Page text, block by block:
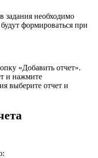
задания необходимо
формироваться при
«Добавить отчет».
и нажмите
выберите отчет и